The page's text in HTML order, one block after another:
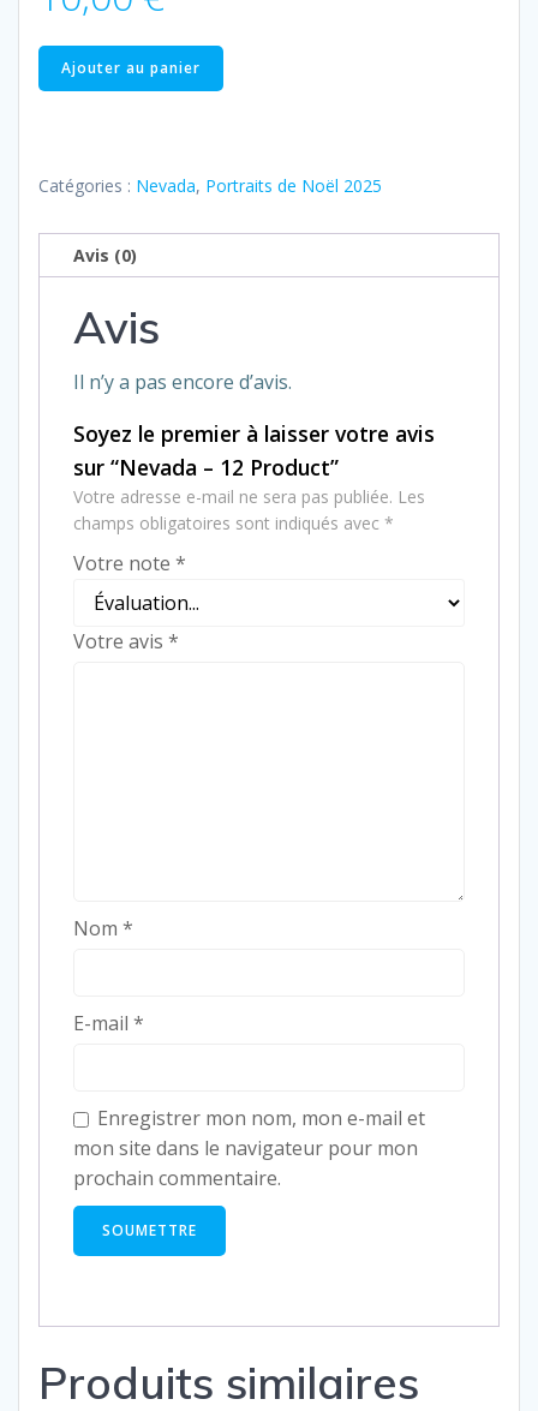
quantité
de
12
Ajouter au panier
Catégories : Nevada, Portraits de Noël 2025
Avis (0)
Avis
Il n’y a pas encore d’avis.
Soyez le premier à laisser votre avis
sur “Nevada – 12 Product”
Votre adresse e-mail ne sera pas publiée. Les
champs obligatoires sont indiqués avec *
Votre note *
Votre avis *
Nom *
E-mail *
Enregistrer mon nom, mon e-mail et
mon site dans le navigateur pour mon
prochain commentaire.
Produits similaires